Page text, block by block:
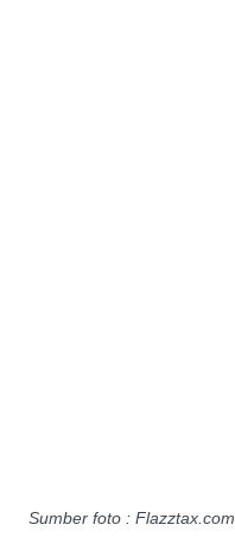
Sumber foto : Flazztax.com